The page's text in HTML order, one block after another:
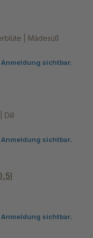
| Mädesüß
sichtbar.
Dill
sichtbar.
sichtbar.